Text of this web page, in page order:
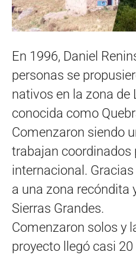
En 1996, Daniel
personas se
nativos en la zona de
conocida como
Comenzaron siendo
trabajan coordinados
internacional.
a una zona recóndita
Sierras Grandes.
Comenzaron solos y
proyecto llegó casi